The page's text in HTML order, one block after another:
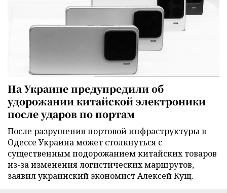
На Украине предупредили об
удорожании китайской электроники
после ударов по портам
После разрушения портовой инфраструктуры в
Одессе Украина может столкнуться с
существенным подорожанием китайских товаров
из-за изменения логистических маршрутов,
заявил украинский экономист Алексей Кущ.